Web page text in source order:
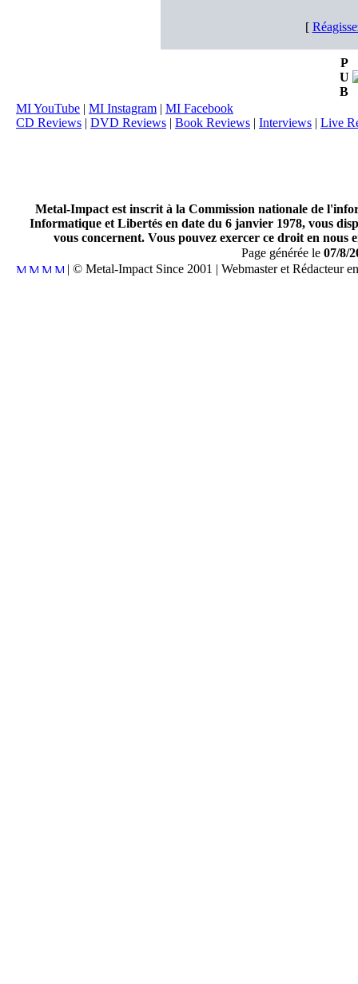
[
P
U
B
MI YouTube | MI Instagram | MI Facebook
CD Reviews | DVD Reviews | Book Reviews | Interviews | Live
Metal-Impact est inscrit à la Commission nationale de
Informatique et Libertés en date du 6 janvier 1978, vous
vous concernent. Vous pouvez exercer ce droit en
Page générée le 07/8/
| © Metal-Impact Since 2001 | Webmaster et Rédacteur